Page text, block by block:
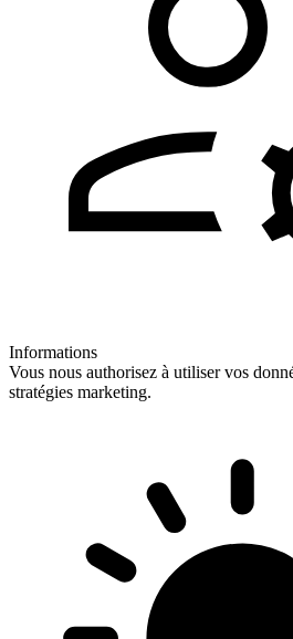
Informations
Vous nous authorisez à utiliser vos
stratégies marketing.